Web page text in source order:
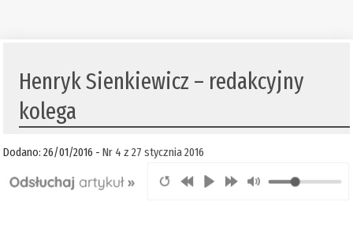
Henryk Sienkiewicz – redakcyjny
kolega
Dodano: 26/01/2016 -Nr 4 z 27 stycznia 2016